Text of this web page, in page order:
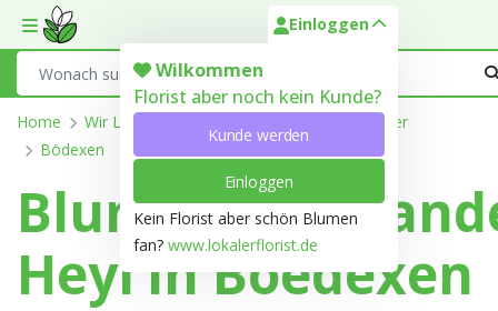
Toggle mobile menu
Einloggen
Wilkommen
Florist aber noch kein Kunde?
Kunde werden
Einloggen
Kein Florist aber schön Blumen
fan? www.lokalerflorist.de
Home Wir Liefern
Höxter
Bödexen
Heyl in Boedexen